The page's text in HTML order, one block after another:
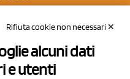
50.000,00 i.v.
Rifiuta cookie non necessari ✕
alcuni dati
e utenti